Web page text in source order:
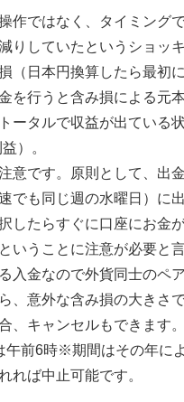
作ではなく、タイミング
りしていたというショッ
（日本円換算したら最初
を行うと含み損による元
ータルで収益が出ている
）。
意です。原則として、出
でも同じ週の水曜日）に
したらすぐに口座にお金
いうことに注意が必要と言
入金なので外貨同士のペ
、意外な含み損の大きさ
、キャンセルもできます
午前6時※期間はその年に
れば中止可能です。